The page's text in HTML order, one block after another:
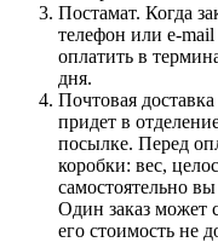
Постамат. Когда
телефон или e-
оплатить в
дня.
Почтовая
придет в
посылке. Перед
коробки: вес,
самостоятельно
Один заказ может
его стоимость не